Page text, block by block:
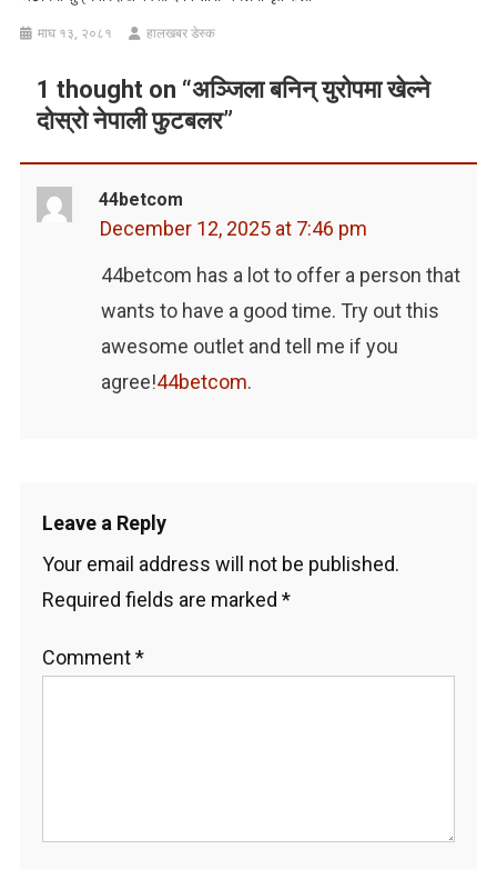
माघ १३, २०८१ हालखबर डेस्क
1 thought on “अञ्जिला बनिन् युरोपमा खेल्ने
दोस्रो नेपाली फुटबलर”
44betcom
December 12, 2025 at 7:46 pm
44betcom has a lot to offer a person that
wants to have a good time. Try out this
awesome outlet and tell me if you
agree!44betcom.
Leave a Reply
Your email address will not be published.
Required fields are marked *
Comment*